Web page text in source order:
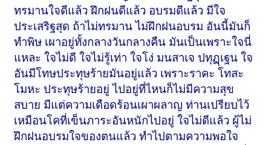
ทรมานใจดีแล้ว ฝึกฝนดีแล้ว อบรมดีแล้ว มีใจ
ประเสริฐสุด ถ้าไม่ทรมาน ไม่ฝึกฝนอบรม อันนี้มันก็
ทำพิษ เผาอยู่ทั้งกลางวันกลางคืน มันเป็นเพราะใจนี่
แหละ ใจไม่ดี ใจไม่รู้เท่า ใจโง่ มนสาเจ ปทุฏฺเฐน ใจ
อันมีโทษประทุษร้ายมันอยู่แล้ว เพราะราคะ โทสะ
โมหะ ประทุษร้ายอยู่ ไปอยู่ที่ไหนก็ไม่มีความสุข
สบาย มีแต่ความเดือดร้อนเผาผลาญ ท่านเปรียบไว้
เหมือนโคที่เข็นภาระอันหนักไปอยู่ ใจไม่ดีแล้ว ผู้ไม่
ฝึกฝนอบรมใจของตนแล้ว ทำไปตามความพอใจ